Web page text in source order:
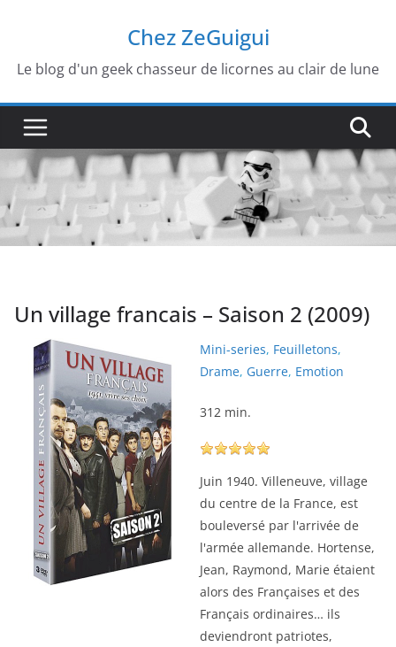
contenu
Chez ZeGuigui
Le blog d'un geek chasseur de licornes au clair de lune
Un village francais – Saison 2 (2009)
Mini-series, Feuilletons,
Drame, Guerre, Emotion
312 min.
Juin 1940. Villeneuve, village
du centre de la France, est
bouleversé par l'arrivée de
l'armée allemande. Hortense,
Jean, Raymond, Marie étaient
alors des Françaises et des
Français ordinaires… ils
deviendront patriotes,